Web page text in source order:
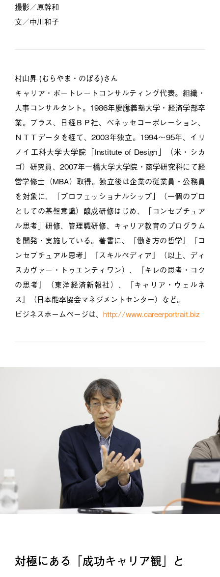
撮影／原幹和
文／中川和子
村山昇 (むらやま・のぼる)さん
キャリア・ポートレートコンサルティング代表。組織・
人事コンサルタント。1986年慶應義塾大学・経済学部卒
業。プラス、日経ＢＰ社、ベネッセコーポレーション、
ＮＴＴデータを経て、2003年独立。1994〜95年、イリ
ノイ工科大学大学院「Institute of Design」（米・シカ
ゴ）研究員、2007年一橋大学大学院・商学研究科にて経
営学修士（MBA）取得。独立後は企業の従業員・公務員
を対象に、「プロフェッショナルシップ」（一個のプロ
としての基盤意識）醸成研修はじめ、「コンセプチュア
ル思考」研修、管理職研修、キャリア教育のプログラム
を開発・実施している。著書に、『働き方の哲学』『コ
ンセプチュアル思考』『スキルペディア』（以上、ディ
スカヴァー・トゥエンティワン）、『キレの思考・コク
の思考』（東洋経済新報社）、『キャリア・ウェルネ
ス』（日本能率協会マネジメントセンター）など。
ビジネスホームページは、 http://www.careerportrait.biz
対極にある「成功キャリア観」と